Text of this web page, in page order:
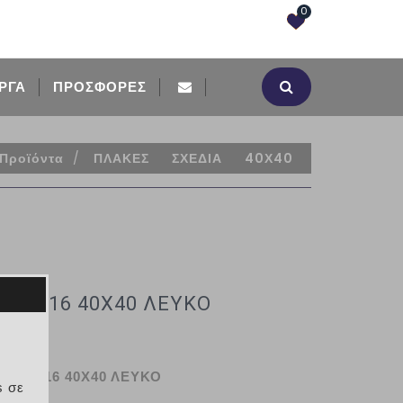
0
ΠΡΟΣΦΟΡΈΣ
Προϊόντα / ΠΛΑΚΕΣ ΣΧΕΔΙΑ 40Χ40
16 40Χ40 ΛΕΥΚΟ
16 40Χ40 ΛΕΥΚΟ
σε